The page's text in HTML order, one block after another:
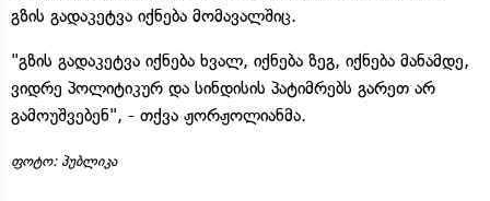
გზის გადაკეტვა იქნება მომავალშიც.
"გზის გადაკეტვა იქნება ხვალ, იქნება ზეგ, იქნება მანამდე,
ვიდრე პოლიტიკურ და სინდისის პატიმრებს გარეთ არ
გამოუშვებენ", - თქვა ჟორჟოლიანმა.
ფოტო: პუბლიკა